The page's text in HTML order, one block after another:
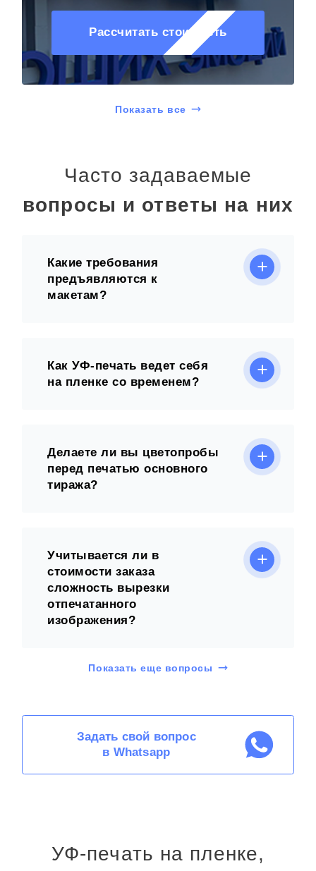
Рассчитать стоимость
Показать все
Часто задаваемые
вопросы и ответы на них
Какие требования
предъявляются к
макетам?
Как УФ-печать ведет себя
на пленке со временем?
Делаете ли вы цветопробы
перед печатью основного
тиража?
Учитывается ли в
стоимости заказа
сложность вырезки
отпечатанного
изображения?
Показать еще вопросы
Задать свой вопрос
в Whatsapp
УФ-печать на пленке,